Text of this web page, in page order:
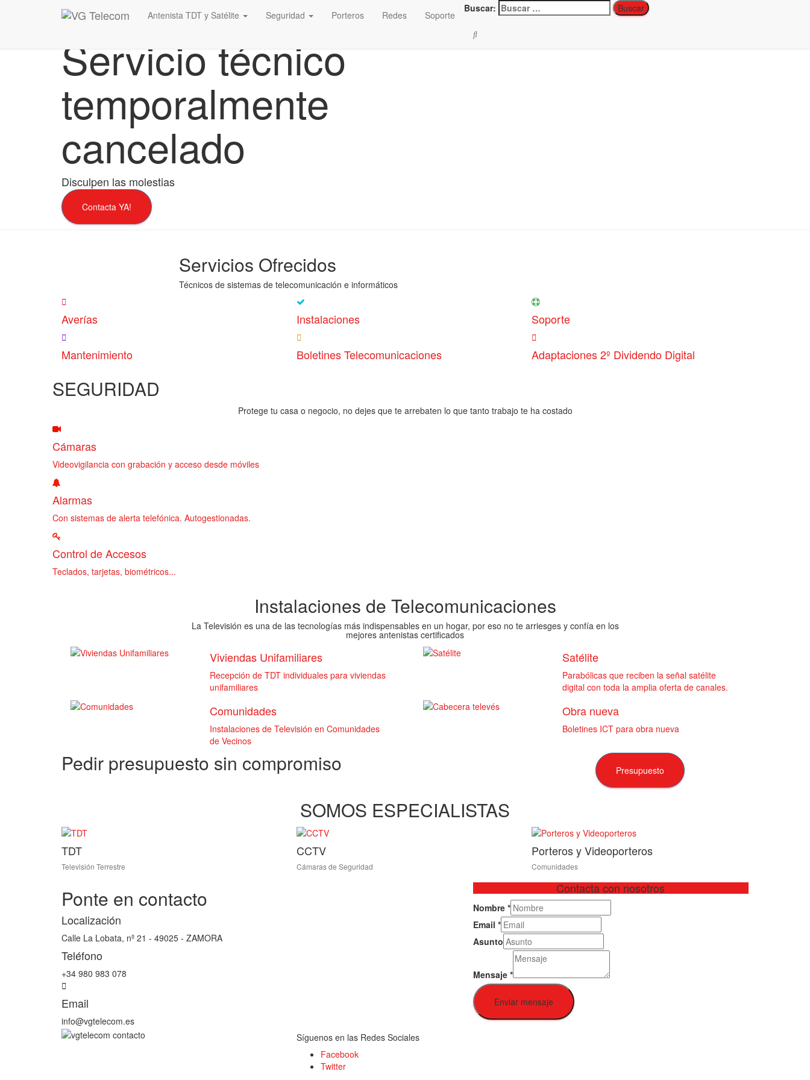
Antenista TDT y Satélite Seguridad Porteros Redes Soporte
Buscar:
Servicio técnico
temporalmente
cancelado
Disculpen las molestias
Contacta YA!
Servicios Ofrecidos
Técnicos de sistemas de telecomunicación e informáticos
Averías Instalaciones Soporte
Mantenimiento Boletines Telecomunicaciones Adaptaciones 2º Dividendo Digital
SEGURIDAD
Protege tu casa o negocio, no dejes que te arrebaten lo que tanto trabajo te ha costado
Cámaras
Videovigilancia con grabación y acceso desde móviles
Alarmas
Con sistemas de alerta telefónica. Autogestionadas.
Control de Accesos
Teclados, tarjetas, biométricos...
Instalaciones de Telecomunicaciones
La Televisión es una de las tecnologías más indispensables en un hogar, por eso no te arriesges y confía en los
mejores antenistas certificados
Viviendas Unifamiliares
Recepción de TDT individuales para viviendas
unifamiliares
Satélite
Parabólicas que reciben la señal satélite
digital con toda la amplia oferta de canales.
Comunidades
Instalaciones de Televisión en Comunidades
de Vecinos
Obra nueva
Boletines ICT para obra nueva
Pedir presupuesto sin compromiso Presupuesto
SOMOS ESPECIALISTAS
TDT
Televisión Terrestre
CCTV
Cámaras de Seguridad
Porteros y Videoporteros
Comunidades
Ponte en contacto
Localización
Calle La Lobata, nº 21 - 49025 - ZAMORA
Teléfono
+34 980 983 078
Email
info@vgtelecom.es
Contacta con nosotros
Nombre *
Email *
Asunto
Mensaje *
Enviar mensaje
Síguenos en las Redes Sociales
Facebook
Twitter